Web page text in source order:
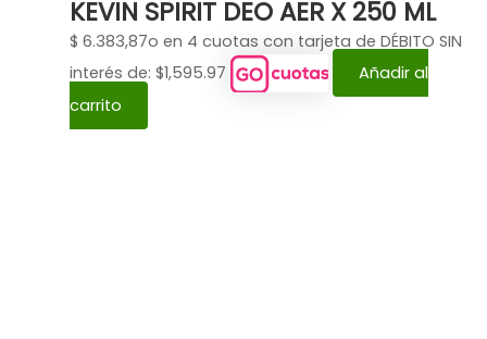
KEVIN SPIRIT DEO AER X 250 ML
$ 6.383,87o en 4 cuotas con tarjeta de DÉBITO SIN
interés de: $1,595.97
Añadir al
carrito